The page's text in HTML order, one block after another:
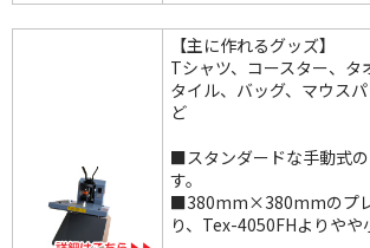
【主に作れるグッズ】
Tシャツ、コースター、タ
タイル、バッグ、マウス
ど
■スタンダードな手動式
す。
■380mm×380mmのプ
り、Tex-4050FHよりやや